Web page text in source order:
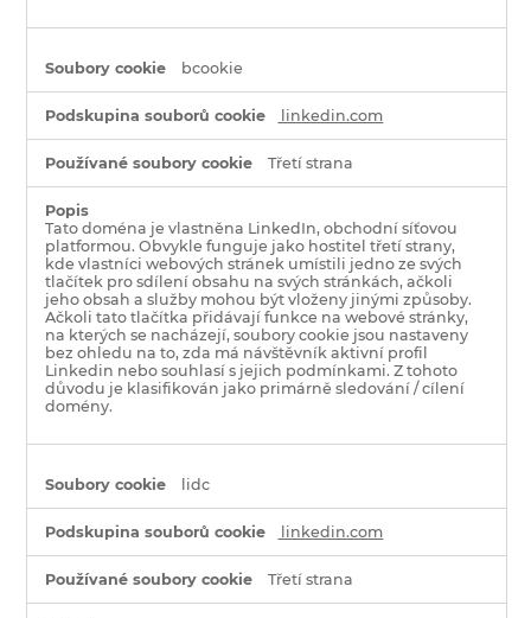
bcookie
linkedin.com
Třetí strana
Tato doména je vlastněna LinkedIn, obchodní síťovou
platformou. Obvykle funguje jako hostitel třetí strany,
kde vlastníci webových stránek umístili jedno ze svých
tlačítek pro sdílení obsahu na svých stránkách, ačkoli
jeho obsah a služby mohou být vloženy jinými způsoby.
Ačkoli tato tlačítka přidávají funkce na webové stránky,
na kterých se nacházejí, soubory cookie jsou nastaveny
bez ohledu na to, zda má návštěvník aktivní profil
Linkedin nebo souhlasí s jejich podmínkami. Z tohoto
důvodu je klasifikován jako primárně sledování / cílení
domény.
lidc
linkedin.com
Třetí strana